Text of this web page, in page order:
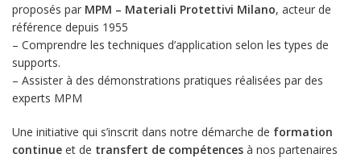
proposés par MPM – Materiali Protettivi Milano, acteur de
référence depuis 1955
– Comprendre les techniques d’application selon les types de
supports.
– Assister à des démonstrations pratiques réalisées par des
experts MPM
Une initiative qui s’inscrit dans notre démarche de formation
continue et de transfert de compétences à nos partenaires